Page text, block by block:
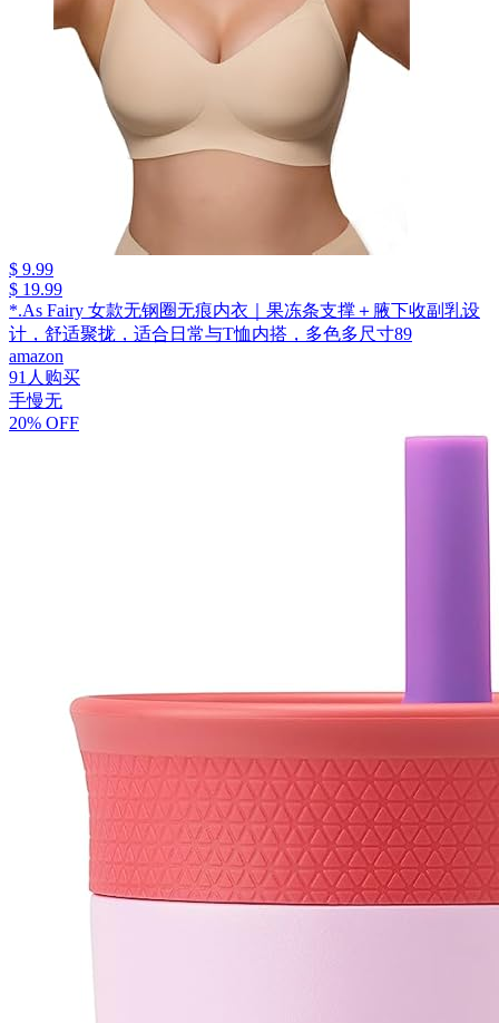
$ 9.99
$ 19.99
*.As Fairy 女款无钢圈无痕内衣｜果冻条支撑＋腋下收副乳设
计，舒适聚拢，适合日常与T恤内搭，多色多尺寸89
amazon
91人购买
手慢无
20% OFF